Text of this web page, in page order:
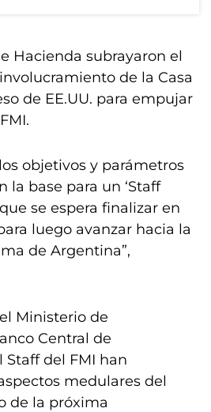
Hacienda subrayaron el
de la Casa
de EE.UU. para empujar
objetivos y parámetros
la base para un ‘Staff
se espera finalizar en
luego avanzar hacia la
de Argentina”,
Ministerio de
Central de
Staff del FMI han
medulares del
de la próxima